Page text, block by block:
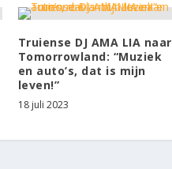
Truiense DJ AMA LIA naar
Tomorrowland: “Muziek
en auto’s, dat is mijn
leven!”
18 juli 2023